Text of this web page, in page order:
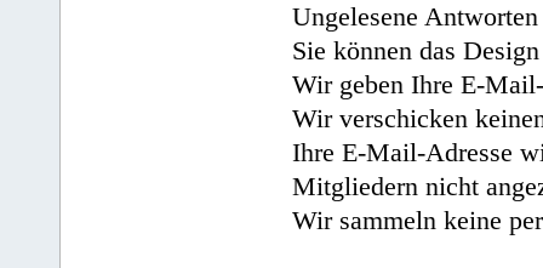
Ungelesene
Sie können das
Wir geben Ihre E-
Wir verschicken
Ihre E-Mail-Adresse
Mitgliedern nicht
Wir sammeln keine